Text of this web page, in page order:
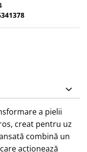
a pielii
creat pentru uz
combină un
acționează